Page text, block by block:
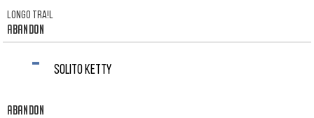
LONGO TRA!L
Abandon
- SOLITO KETTY
Abandon